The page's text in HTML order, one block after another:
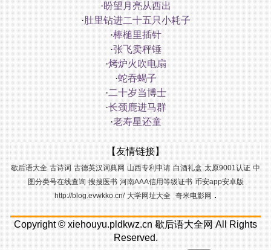
·盼望月亮从西出
·肚里钻进二十五只小耗子
·棒槌里插针
·张飞卖秤锤
·烤炉火吹电扇
·蛇吞蝎子
·二十岁当博士
·长颈鹿进马群
·老寿星还童
【友情链接】
歇后语大全 古诗词 古德英汉词典网 山西专利申请 白酒礼盒 太原9001认证 中
图分类号在线查询 搜搜医书 河南AAA信用等级证书 币安app安卓版
http://blog.evwkko.cn/ 大学网址大全 奇米电影网.
Copyright ©xiehouyu.pldkwz.cn 歇后语大全网All Rights
Reserved.